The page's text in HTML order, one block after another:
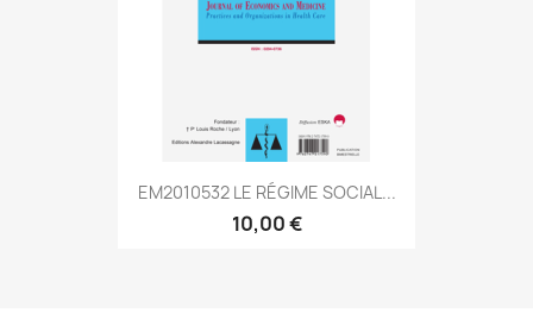
EM2010532 LE RÉGIME SOCIAL...
10,00 €